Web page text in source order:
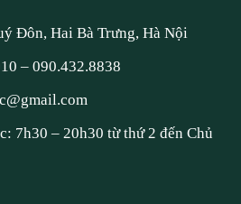
Đôn, Hai Bà Trưng, Hà Nội
–090.432.8838
7h30 – 20h30 từ thứ 2 đến Chủ